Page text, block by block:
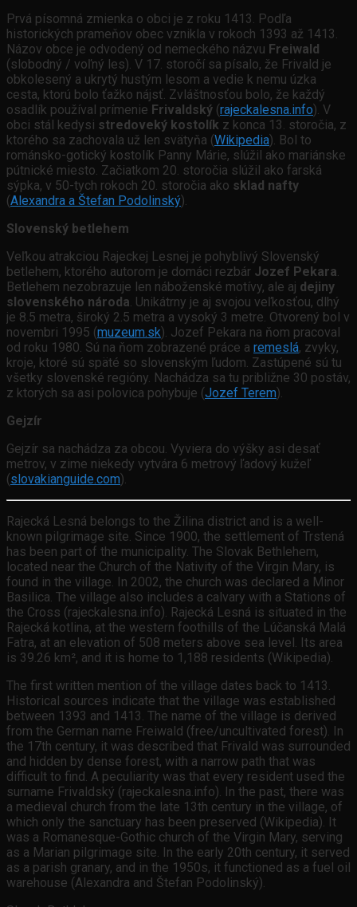
Prvá písomná zmienka o obci je z roku 1413. Podľa
historických prameňov obec vznikla v rokoch 1393 až 1413.
Názov obce je odvodený od nemeckého názvu Freiwald
(slobodný / voľný les). V 17. storočí sa písalo, že Frivald je
obkolesený a ukrytý hustým lesom a vedie k nemu úzka
cesta, ktorú bolo ťažko nájsť. Zvláštnosťou bolo, že každý
osadlík používal prímenie Frivaldský (rajeckalesna.info). V
obci stál kedysi stredoveký kostolík z konca 13. storočia, z
ktorého sa zachovala už len svätyňa (Wikipedia). Bol to
románsko-gotický kostolík Panny Márie, slúžil ako mariánske
pútnické miesto. Začiatkom 20. storočia slúžil ako farská
sýpka, v 50-tych rokoch 20. storočia ako sklad nafty
(Alexandra a Štefan Podolinský).
Slovenský betlehem
Veľkou atrakciou Rajeckej Lesnej je pohyblivý Slovenský
betlehem, ktorého autorom je domáci rezbár Jozef Pekara.
Betlehem nezobrazuje len náboženské motívy, ale aj dejiny
slovenského národa. Unikátrny je aj svojou veľkosťou, dlhý
je 8.5 metra, široký 2.5 metra a vysoký 3 metre. Otvorený bol v
novembri 1995 (muzeum.sk). Jozef Pekara na ňom pracoval
od roku 1980. Sú na ňom zobrazené práce a remeslá, zvyky,
kroje, ktoré sú späté so slovenským ľudom. Zastúpené sú tu
všetky slovenské regióny. Nachádza sa tu približne 30 postáv,
z ktorých sa asi polovica pohybuje (Jozef Terem).
Gejzír
Gejzír sa nachádza za obcou. Vyviera do výšky asi desať
metrov, v zime niekedy vytvára 6 metrový ľadový kužeľ
(slovakianguide.com).
Rajecká Lesná belongs to the Žilina district and is a well-
known pilgrimage site. Since 1900, the settlement of Trstená
has been part of the municipality. The Slovak Bethlehem,
located near the Church of the Nativity of the Virgin Mary, is
found in the village. In 2002, the church was declared a Minor
Basilica. The village also includes a calvary with a Stations of
the Cross (rajeckalesna.info). Rajecká Lesná is situated in the
Rajecká kotlina, at the western foothills of the Lúčanská Malá
Fatra, at an elevation of 508 meters above sea level. Its area
is 39.26 km², and it is home to 1,188 residents (Wikipedia).
The first written mention of the village dates back to 1413.
Historical sources indicate that the village was established
between 1393 and 1413. The name of the village is derived
from the German name Freiwald (free/uncultivated forest). In
the 17th century, it was described that Frivald was surrounded
and hidden by dense forest, with a narrow path that was
difficult to find. A peculiarity was that every resident used the
surname Frivaldský (rajeckalesna.info). In the past, there was
a medieval church from the late 13th century in the village, of
which only the sanctuary has been preserved (Wikipedia). It
was a Romanesque-Gothic church of the Virgin Mary, serving
as a Marian pilgrimage site. In the early 20th century, it served
as a parish granary, and in the 1950s, it functioned as a fuel oil
warehouse (Alexandra and Štefan Podolinský).